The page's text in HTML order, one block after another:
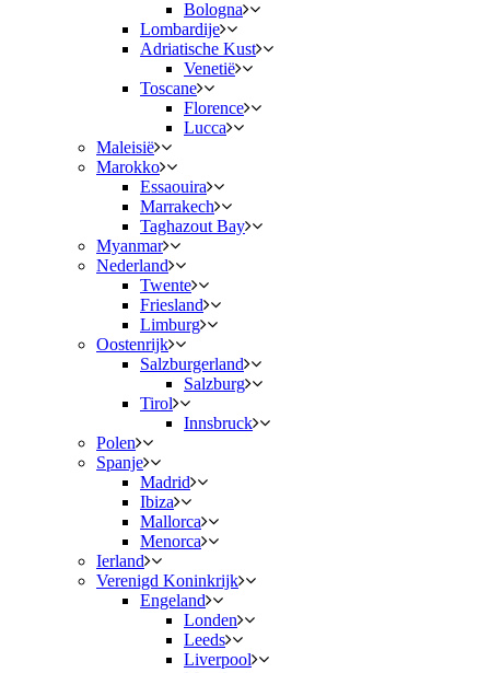
Bologna
Lombardije
Adriatische Kust
Venetië
Toscane
Florence
Lucca
Maleisië
Marokko
Essaouira
Marrakech
Taghazout Bay
Myanmar
Nederland
Twente
Friesland
Limburg
Oostenrijk
Salzburgerland
Salzburg
Tirol
Innsbruck
Polen
Spanje
Madrid
Ibiza
Mallorca
Menorca
Ierland
Verenigd Koninkrijk
Engeland
Londen
Leeds
Liverpool